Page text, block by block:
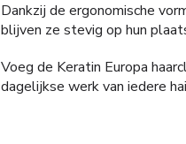
Dankzij de ergonomische
blijven ze stevig op hun
Voeg de Keratin Europa
dagelijkse werk van iedere